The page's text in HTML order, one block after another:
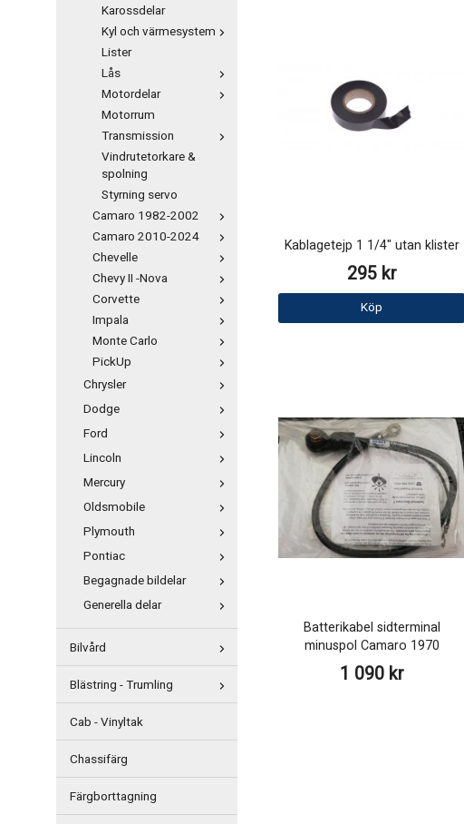
Karossdelar
Kyl och värmesystem
Lister
Lås
Motordelar
Motorrum
Transmission
Vindrutetorkare &
spolning
Styrning servo
Camaro 1982-2002
Camaro 2010-2024
Chevelle
Chevy II -Nova
Corvette
Impala
Monte Carlo
PickUp
Chrysler
Dodge
Ford
Lincoln
Mercury
Oldsmobile
Plymouth
Pontiac
Begagnade bildelar
Generella delar
Bilvård
Blästring - Trumling
Cab - Vinyltak
Chassifärg
Färgborttagning
Kablagetejp 1 1/4" utan klister
295 kr
Köp
Batterikabel sidterminal
minuspol Camaro 1970
1 090 kr